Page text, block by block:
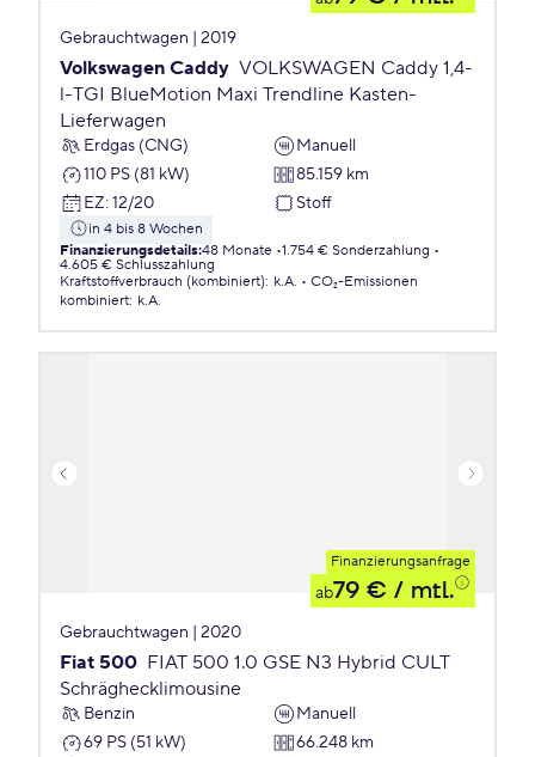
Gebrauchtwagen | 2019
Volkswagen Caddy VOLKSWAGEN Caddy 1,4-
l-TGI BlueMotion Maxi Trendline Kasten-
Lieferwagen
Erdgas (CNG)
Manuell
110 PS (81 kW)
85.159 km
EZ: 12/20 Stoff
in 4 bis 8 Wochen
Finanzierungsdetails:48 Monate 1.754 € Sonderzahlung
4.605 € Schlusszahlung
Kraftstoffverbrauch (kombiniert): k.A.
CO₂-Emissionen
kombiniert: k.A.
Finanzierungsanfrage
ab79 € / mtl.
Gebrauchtwagen | 2020
Fiat 500 FIAT 500 1.0 GSE N3 Hybrid CULT
Schräghecklimousine
Benzin
Manuell
69 PS (51 kW)
66.248 km